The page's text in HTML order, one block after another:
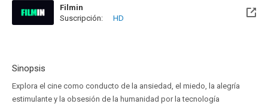
Filmin
Disponible hasta el Mié, 31 May 2028 (Queda 1 año)
Suscripción: HD
Sinopsis
Explora el cine como conducto de la ansiedad, el miedo, la alegría
estimulante y la obsesión de la humanidad por la tecnología